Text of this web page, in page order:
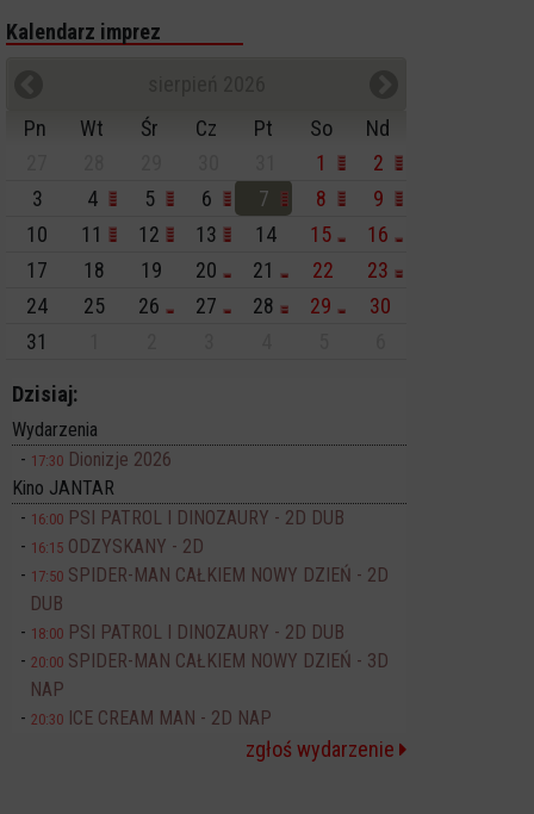
Kalendarz imprez
Pn
Wt Śr Cz Pt So
Nd
1
2
3
4 5 6 7 8
9
10
11 12 13 14 15
16
17
18 19 20 21 22
23
24
25 26 27 28 29
30
31
Dzisiaj:
Wydarzenia
17:30 Dionizje 2026
Kino JANTAR
16:00 PSI PATROL I DINOZAURY - 2D DUB
16:15 ODZYSKANY - 2D
17:50 SPIDER-MAN CAŁKIEM NOWY DZIEŃ - 2D
DUB
18:00 PSI PATROL I DINOZAURY - 2D DUB
20:00 SPIDER-MAN CAŁKIEM NOWY DZIEŃ - 3D
NAP
20:30 ICE CREAM MAN - 2D NAP
zgłoś wydarzenie